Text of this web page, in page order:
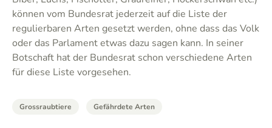
können vom Bundesrat jederzeit auf die Liste der
regulierbaren Arten gesetzt werden, ohne dass das Volk
oder das Parlament etwas dazu sagen kann. In seiner
Botschaft hat der Bundesrat schon verschiedene Arten
für diese Liste vorgesehen.
Grossraubtiere Gefährdete Arten